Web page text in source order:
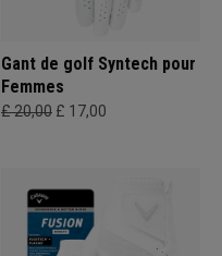
Gant de golf Syntech pour
Femmes
£ 20,00 £ 17,00